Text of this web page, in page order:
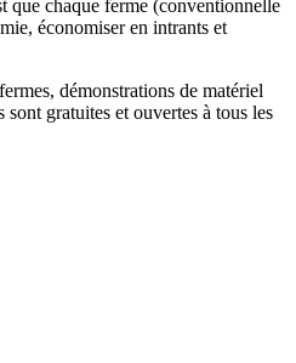
que chaque ferme (conventionnelle
économiser en intrants et
démonstrations de matériel
gratuites et ouvertes à tous les